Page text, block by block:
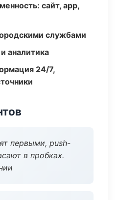
сайт, app,
службами
аналитика
24/7,
первыми, push-
в пробках.